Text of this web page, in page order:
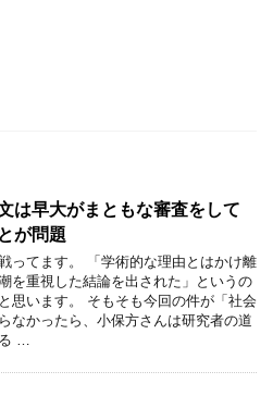
は早大がまともな審査をして
が問題
ってます。 「学術的な理由とはかけ離
を重視した結論を出された」というの
思います。 そもそも今回の件が「社会
なかったら、小保方さんは研究者の道
…